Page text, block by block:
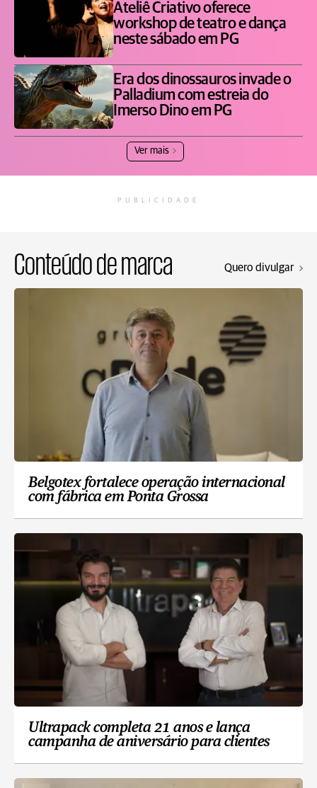
Ateliê Criativo oferece
workshop de teatro e dança
neste sábado em PG
Era dos dinossauros invade o
Palladium com estreia do
Imerso Dino em PG
Ver mais
PUBLICIDADE
Conteúdo de marca Quero divulgar
Belgotex fortalece operação internacional
com fábrica em Ponta Grossa
Ultrapack completa 21 anos e lança
campanha de aniversário para clientes